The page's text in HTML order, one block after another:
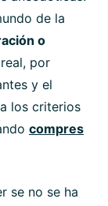
de la
o
por
y el
los criterios
compres
se no se ha